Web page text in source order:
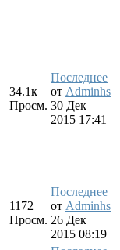
34.1к
Просм.
Последнее
от Adminhs
30 Дек
2015 17:41
1172
Просм.
Последнее
от Adminhs
26 Дек
2015 08:19